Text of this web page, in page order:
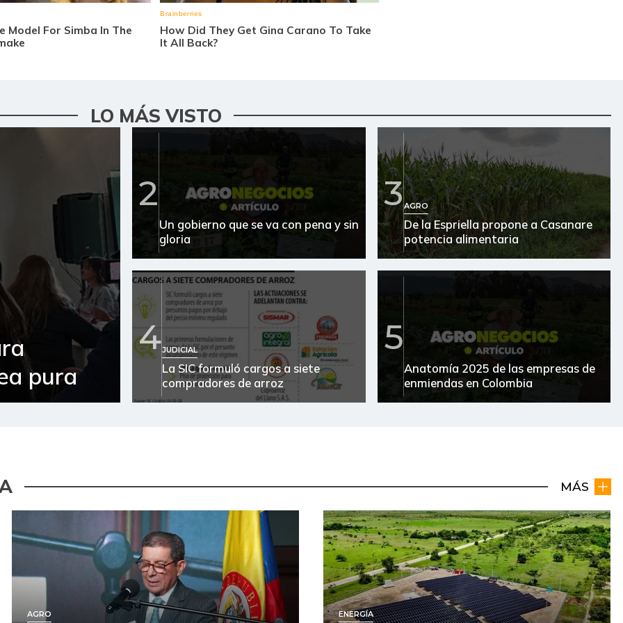
LO MÁS VISTO
pura
2
Un gobierno que se va con pena y sin
gloria
3AGRO
De la Espriella propone a Casanare
potencia alimentaria
4JUDICIAL
La SIC formuló cargos a siete
compradores de arroz
5
Anatomía 2025 de las empresas de
enmiendas en Colombia
MÁS
AGRO ENERGÍA